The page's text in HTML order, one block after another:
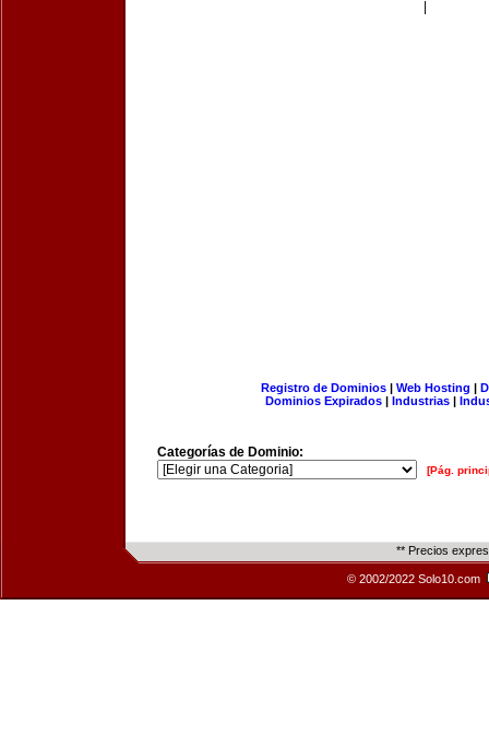
Registro de Dominios| Web Hosting |
Dominios Expirados | Industrias |
Categorías de Dominio:
[Pág.
** Precios
© 2002/2022 Solo10.com